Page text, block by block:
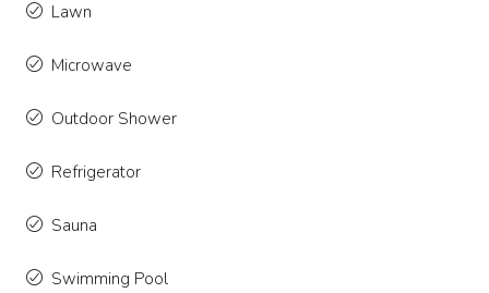
Lawn
Microwave
Outdoor Shower
Refrigerator
Sauna
Swimming Pool